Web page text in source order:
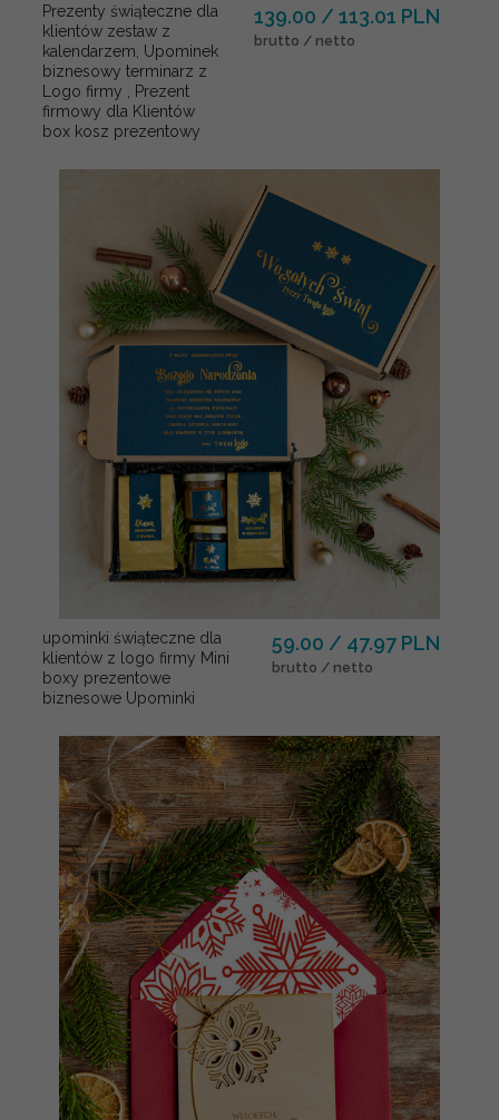
Prezenty świąteczne dla
klientów zestaw z
kalendarzem, Upominek
biznesowy terminarz z
Logo firmy , Prezent
firmowy dla Klientów
box kosz prezentowy
139.00 / 113.01 PLN
brutto / netto
upominki świąteczne dla
klientów z logo firmy Mini
boxy prezentowe
biznesowe Upominki
59.00 / 47.97 PLN
brutto / netto